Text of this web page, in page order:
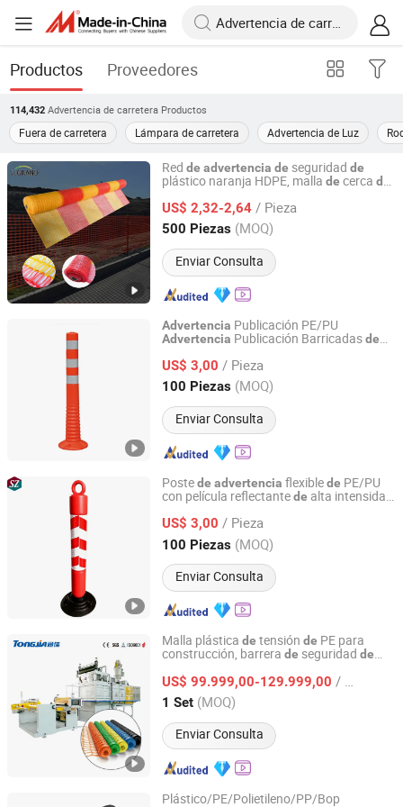
Productos Proveedores
114,432 Advertencia de carretera Productos
Fuera de carretera Lámpara de carretera Advertencia de Luz
Red de advertencia de seguridad de
plástico naranja HDPE, malla de cerca de
US$ 2,32-2,64 / Pieza
500 Piezas (MOQ)
Enviar Consulta
Hefei Grand Nets Co., Ltd.
Anhui, China Desde 2015
Advertencia Publicación PE/PU
Advertencia Publicación Barricadasde
US$ 3,00 / Pieza
100 Piezas (MOQ)
Enviar Consulta
Hebei Shangze Rubber and Plastic Products Co., Ltd.
Hebei, China Desde 2022
Postede advertencia flexiblede PE/PU
con película reflectantede alta intensidad
US$ 3,00 / Pieza
100 Piezas (MOQ)
Enviar Consulta
Hebei Shangze Rubber and Plastic Products Co., Ltd.
Hebei, China Desde 2022
Malla plástica de tensión de PE para
construcción, barrera de seguridad de
máquinadeextrusión
US$ 99.999,00-129.999,00 / Set
1 Set (MOQ)
Enviar Consulta
Shandong Tongjia Machinery Co., Ltd.
Shandong, China Desde 2008
Plástico/PE/Polietileno/PP/Bop